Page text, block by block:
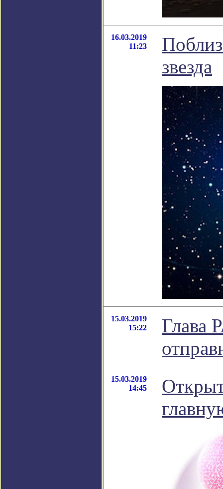
16.03.2019
11:23
звезда
15.03.2019
15:22
Глава
15.03.2019
14:45